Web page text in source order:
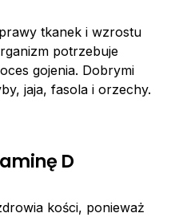
tkanek i wzrostu
potrzebuje
gojenia. Dobrymi
jaja, fasola i orzechy.
D
kości, ponieważ